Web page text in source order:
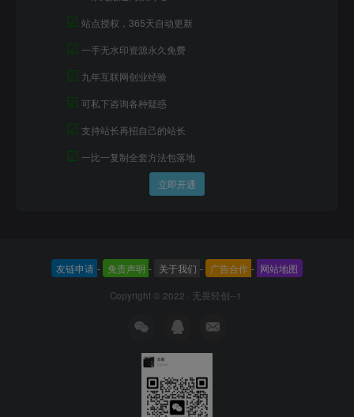
☑ 站点授权，365天自动更新
☑ 一手无水印资源永久免费
☑ 九年互联网创业经验
☑ 可私下咨询各种疑惑
☑ 支持站长再招自己的站长
☑ 一比一复制全套方法包落地
立即开通
友链申请 - 免责声明 - 关于我们 - 广告合作 - 网站地图
Copyright © 2022 · 无畏轻创--1